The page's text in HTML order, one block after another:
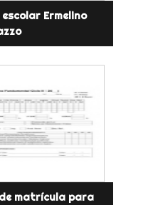
Ermelino
matrícula para